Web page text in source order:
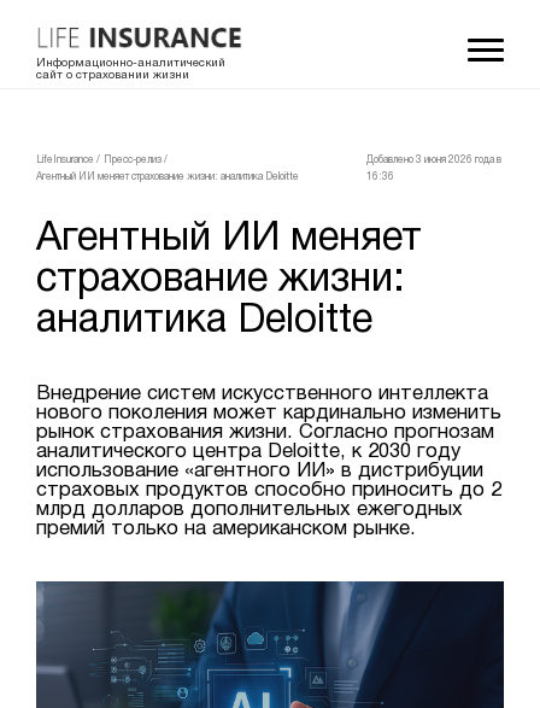
Информационно-аналитический
сайт о страховании жизни
LifeInsurance / Пресс-релиз /
Агентный ИИ меняет страхование жизни: аналитика Deloitte
Добавлено 3 июня 2026 года в
16:36
Агентный ИИ меняет
страхование жизни:
аналитика Deloitte
Внедрение систем искусственного интеллекта
нового поколения может кардинально изменить
рынок страхования жизни. Согласно прогнозам
аналитического центра Deloitte, к 2030 году
использование «агентного ИИ» в дистрибуции
страховых продуктов способно приносить до 2
млрд долларов дополнительных ежегодных
премий только на американском рынке.